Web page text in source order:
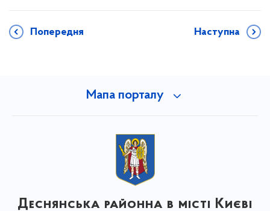
Попередня Наступна
Мапа порталу
Деснянська районна в місті Києві